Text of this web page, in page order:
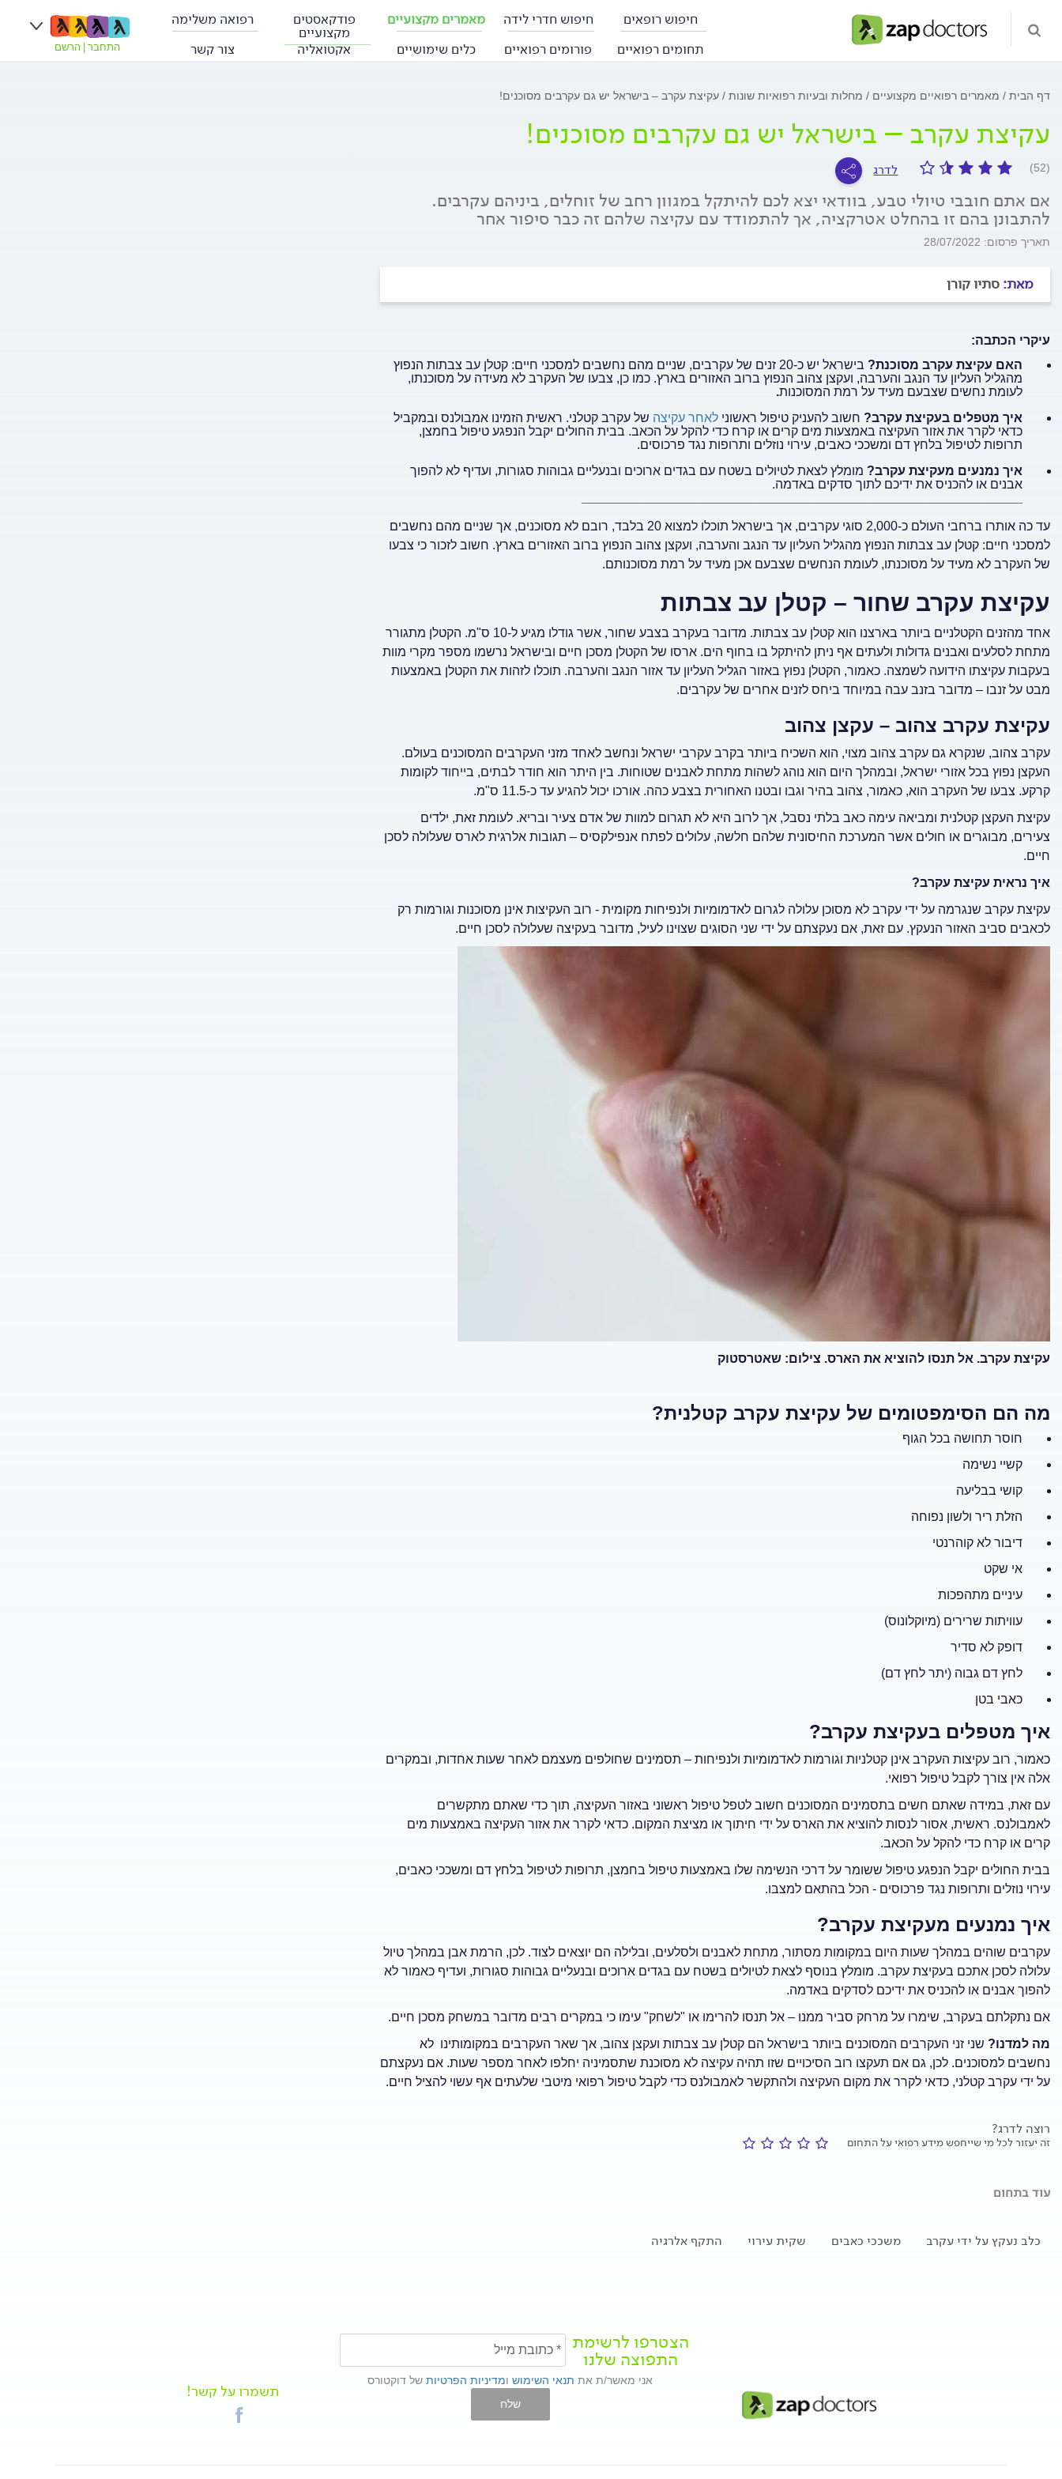
חיפוש רופאים חיפוש חדרי לידה מאמרים מקצועיים פודקאסטים
מקצועיים
רפואה משלימה
תחומים רפואיים
פורומים רפואיים כלים שימושיים אקטואליה צור קשר התחבר הרשם
דף הבית מאמרים רפואיים מקצועיים מחלות ובעיות רפואיות שונות עקיצת עקרב – בישראל יש גם עקרבים מסוכנים!
עקיצת עקרב – בישראל יש גם עקרבים מסוכנים!
(52) לדרג
אם אתם חובבי טיולי טבע, בוודאי יצא לכם להיתקל במגוון רחב של זוחלים, ביניהם עקרבים.
להתבונן בהם זו בהחלט אטרקציה, אך להתמודד עם עקיצה שלהם זה כבר סיפור אחר
תאריך פרסום: 28/07/2022
מאת: סתיו קורן
עיקרי הכתבה:
האם עקיצת עקרב מסוכנת?
בישראל יש כ-20 זנים של עקרבים, שניים מהם נחשבים למסכני חיים: קטלן עב צבתות הנפוץ
מהגליל העליון עד הנגב והערבה, ועקצן צהוב הנפוץ ברוב האזורים בארץ. כמו כן, צבעו של העקרב לא מעידה על מסוכנתו,
לעומת נחשים שצבעם מעיד על רמת המסוכנות.
איך מטפלים בעקיצת עקרב? חשוב להעניק טיפול ראשוני לאחר עקיצה של עקרב קטלני. ראשית הזמינו אמבולנס ובמקביל
כדאי לקרר את אזור העקיצה באמצעות מים קרים או קרח כדי להקל על הכאב. בבית החולים יקבל הנפגע טיפול בחמצן,
תרופות לטיפול בלחץ דם ומשככי כאבים, עירוי נוזלים ותרופות נגד פרכוסים.
איך נמנעים מעקיצת עקרב? מומלץ לצאת לטיולים בשטח עם בגדים ארוכים ובנעליים גבוהות סגורות, ועדיף לא להפוך
אבנים או להכניס את ידיכם לתוך סדקים באדמה.
עד כה אותרו ברחבי העולם כ-2,000 סוגי עקרבים, אך בישראל תוכלו למצוא 20 בלבד, רובם לא מסוכנים, אך שניים מהם נחשבים
למסכני חיים: קטלן עב צבתות הנפוץ מהגליל העליון עד הנגב והערבה, ועקצן צהוב הנפוץ ברוב האזורים בארץ. חשוב לזכור כי צבעו
של העקרב לא מעיד על מסוכנתו, לעומת הנחשים שצבעם אכן מעיד על רמת מסוכנותם.
עקיצת עקרב שחור – קטלן עב צבתות
אחד מהזנים הקטלניים ביותר בארצנו הוא קטלן עב צבתות. מדובר בעקרב בצבע שחור, אשר גודלו מגיע ל-10 ס"מ. הקטלן מתגורר
מתחת לסלעים ואבנים גדולות ולעתים אף ניתן להיתקל בו בחוף הים. ארסו של הקטלן מסכן חיים ובישראל נרשמו מספר מקרי מוות
בעקבות עקיצתו הידועה לשמצה. כאמור, הקטלן נפוץ באזור הגליל העליון עד אזור הנגב והערבה. תוכלו לזהות את הקטלן באמצעות
מבט על זנבו – מדובר בזנב עבה במיוחד ביחס לזנים אחרים של עקרבים.
עקיצת עקרב צהוב – עקצן צהוב
עקרב צהוב, שנקרא גם עקרב צהוב מצוי, הוא השכיח ביותר בקרב עקרבי ישראל ונחשב לאחד מזני העקרבים המסוכנים בעולם.
העקצן נפוץ בכל אזורי ישראל, ובמהלך היום הוא נוהג לשהות מתחת לאבנים שטוחות. בין היתר הוא חודר לבתים, בייחוד לקומות
קרקע. צבעו של העקרב הוא, כאמור, צהוב בהיר וגבו ובטנו האחורית בצבע כהה. אורכו יכול להגיע עד כ-11.5 ס"מ.
עקיצת העקצן קטלנית ומביאה עימה כאב בלתי נסבל, אך לרוב היא לא תגרום למוות של אדם צעיר ובריא. לעומת זאת, ילדים
צעירים, מבוגרים או חולים אשר המערכת החיסונית שלהם חלשה, עלולים לפתח אנפילקסיס – תגובות אלרגית לארס שעלולה לסכן
חיים.
איך נראית עקיצת עקרב?
עקיצת עקרב שנגרמה על ידי עקרב לא מסוכן עלולה לגרום לאדמומיות ולנפיחות מקומית - רוב העקיצות אינן מסוכנות וגורמות רק
לכאבים סביב האזור הנעקץ. עם זאת, אם נעקצתם על ידי שני הסוגים שצוינו לעיל, מדובר בעקיצה שעלולה לסכן חיים.
עקיצת עקרב. אל תנסו להוציא את הארס. צילום: שאטרסטוק
מה הם הסימפטומים של עקיצת עקרב קטלנית?
חוסר תחושה בכל הגוף
קשיי נשימה
קושי בבליעה
הזלת ריר ולשון נפוחה
דיבור לא קוהרנטי
אי שקט
עיניים מתהפכות
עוויתות שרירים (מיוקלונוס)
דופק לא סדיר
לחץ דם גבוה (יתר לחץ דם)
כאבי בטן
איך מטפלים בעקיצת עקרב?
כאמור, רוב עקיצות העקרב אינן קטלניות וגורמות לאדמומיות ולנפיחות – תסמינים שחולפים מעצמם לאחר שעות אחדות, ובמקרים
אלה אין צורך לקבל טיפול רפואי.
עם זאת, במידה שאתם חשים בתסמינים המסוכנים חשוב לטפל טיפול ראשוני באזור העקיצה, תוך כדי שאתם מתקשרים
לאמבולנס. ראשית, אסור לנסות להוציא את הארס על ידי חיתוך או מציצת המקום. כדאי לקרר את אזור העקיצה באמצעות מים
קרים או קרח כדי להקל על הכאב.
בבית החולים יקבל הנפגע טיפול ששומר על דרכי הנשימה שלו באמצעות טיפול בחמצן, תרופות לטיפול בלחץ דם ומשככי כאבים,
עירוי נוזלים ותרופות נגד פרכוסים - הכל בהתאם למצבו.
איך נמנעים מעקיצת עקרב?
עקרבים שוהים במהלך שעות היום במקומות מסתור, מתחת לאבנים ולסלעים, ובלילה הם יוצאים לצוד. לכן, הרמת אבן במהלך טיול
עלולה לסכן אתכם בעקיצת עקרב. מומלץ בנוסף לצאת לטיולים בשטח עם בגדים ארוכים ובנעליים גבוהות סגורות, ועדיף כאמור לא
להפוך אבנים או להכניס את ידיכם לסדקים באדמה.
אם נתקלתם בעקרב, שימרו על מרחק סביר ממנו – אל תנסו להרימו או "לשחק" עימו כי במקרים רבים מדובר במשחק מסכן חיים.
מה למדנו? שני זני העקרבים המסוכנים ביותר בישראל הם קטלן עב צבתות ועקצן צהוב, אך שאר העקרבים במקומותינו לא
נחשבים למסוכנים. לכן, גם אם תעקצו רוב הסיכויים שזו תהיה עקיצה לא מסוכנת שתסמיניה יחלפו לאחר מספר שעות. אם נעקצתם
על ידי עקרב קטלני, כדאי לקרר את מקום העקיצה ולהתקשר לאמבולנס כדי לקבל טיפול רפואי מיטבי שלעתים אף עשוי להציל חיים.
רוצה לדרג?
זה יעזור לכל מי שייחפש מידע רפואי על התחום
עוד בתחום
כלב נעקץ על ידי עקרב משככי כאבים שקית עירוי התקף אלרגיה
הצטרפו לרשימת
התפוצה שלנו
אני מאשר/ת את תנאי השימוש ומדיניות הפרטיות של דוקטורס
שלח
תשמרו על קשר!